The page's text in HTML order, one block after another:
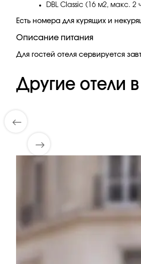
DBL Classic (16 м2, макс.
Есть номера для курящих и
Описание питания
Для гостей отеля сервируется
Другие отели